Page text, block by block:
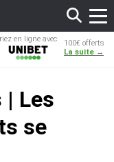
Kentavious
Caldwell-
en ligne avec
100€ offerts
La suite →
Les
se